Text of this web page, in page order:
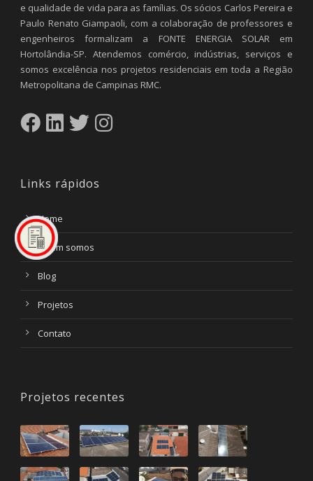
e qualidade de vida para as famílias. Os sócios Carlos Pereira e
Paulo Renato Giampaoli, com a colaboração de professores e
engenheiros formalizam a FONTE ENERGIA SOLAR em
Hortolândia-SP. Atendemos comércio, indústrias, serviços e
somos excelência nos projetos residenciais em toda a Região
Metropolitana de Campinas RMC.
Links rápidos
Home
Quem somos
Blog
Projetos
Contato
Projetos recentes